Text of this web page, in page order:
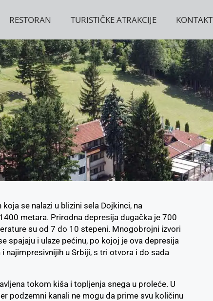
RESTORAN TURISTIČKE ATRAKCIJE KONTAKT
se nalazi u blizini sela Dojkinci, na
metara. Prirodna depresija dugačka je 700
su od 7 do 10 stepeni. Mnogobrojni izvori
spajaju i ulaze pećinu, po kojoj je ova depresija
najimpresivnijih u Srbiji, s tri otvora i do sada
tokom kiša i topljenja snega u proleće. U
podzemni kanali ne mogu da prime svu količinu